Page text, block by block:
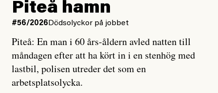
Vad är bra journalistik?
Ett försök till korta svar som jag hoppas kan förtydliga
för Kuhn och Sassarinis-McGowan och andra hur jag
som chefredaktör ser på Dagens ETC:s uppdrag och
roll.
och lade min sista ungdom
på att laga en gammal bod.
Jag sökte ljuset och meningen,
efter det som var rent, rätt och sant,
och aldrig såg jag det klarare än
när jag ombord på bussen hjälpte en tant.
Piteå hamn
#56/2026 Dödsolyckor på jobbet
Piteå: En man i 60 års-åldern avled natten till
måndagen efter att ha kört in i en stenhög med
lastbil, polisen utreder det som en
arbetsplatsolycka.